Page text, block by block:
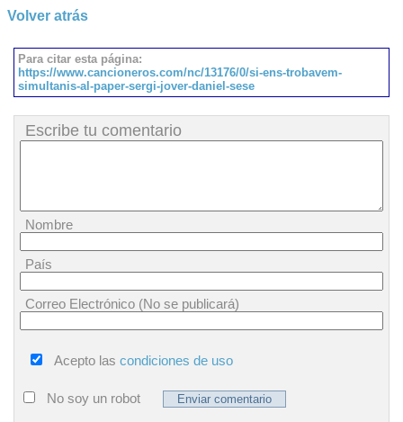
Volver atrás
Para citar esta página:
https://www.cancioneros.com/nc/13176/0/si-ens-trobavem-
simultanis-al-paper-sergi-jover-daniel-sese
Escribe tu comentario
Nombre
País
Correo Electrónico (No se publicará)
Acepto las condiciones de uso
No soy un robot